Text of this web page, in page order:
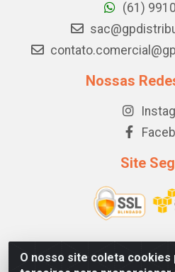
O nosso site coleta cookies
(61)
Nossas
Site
GP DISTRIBUIDORA - STRC